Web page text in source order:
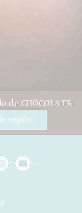
de CHOCOLATS-
regalo